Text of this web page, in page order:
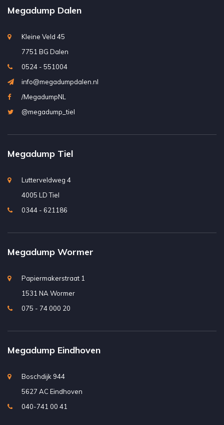
Megadump Dalen
Kleine Veld 45
7751 BG Dalen
0524 - 551004
info@megadumpdalen.nl
/MegadumpNL
@megadump_tiel
Megadump Tiel
Lutterveldweg 4
4005 LD Tiel
0344 - 621186
Megadump Wormer
Papiermakerstraat 1
1531 NA Wormer
075 - 74 000 20
Megadump Eindhoven
Boschdijk 944
5627 AC Eindhoven
040-741 00 41